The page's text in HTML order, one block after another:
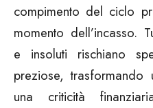
compimento del ciclo
momento dell’incasso.
e insoluti rischiano
preziose,
una criticità